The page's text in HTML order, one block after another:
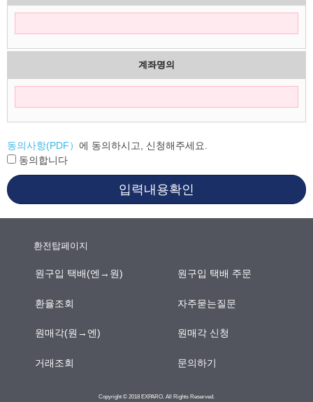
계좌명의
동의사항(PDF） 에 동의하시고, 신청해주세요.
동의합니다
입력내용확인
환전탑페이지
원구입 택배(엔→원) 원구입 택배 주문
환율조회 자주묻는질문
원매각(원→엔) 원매각 신청
거래조회 문의하기
Copyright © 2018 EXPARO. All Rights Reserved.